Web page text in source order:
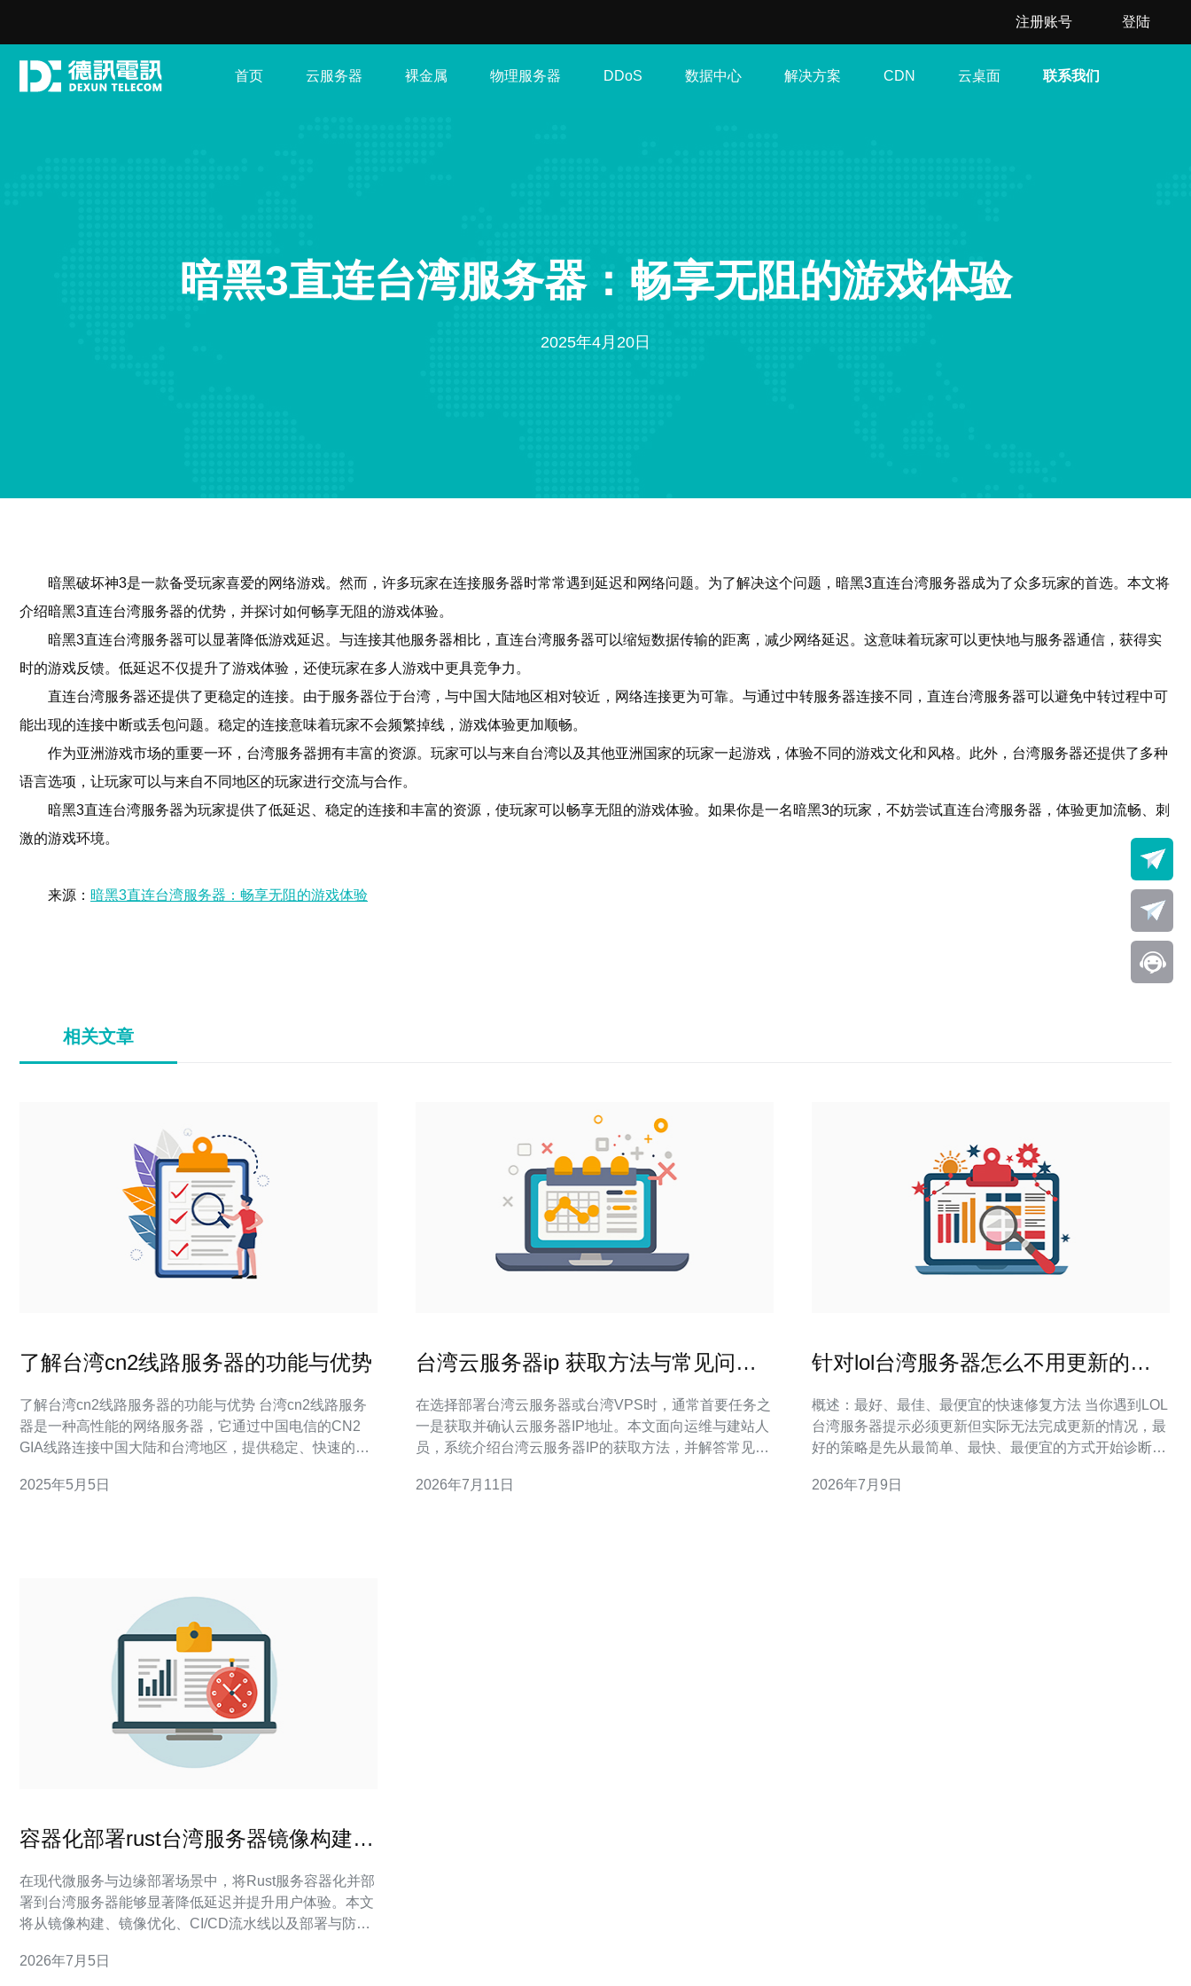
注册账号 登陆
首页 云服务器 裸金属 物理服务器 DDoS 数据中心 解决方案 CDN 云桌面 联系我们
暗黑3直连台湾服务器：畅享无阻的游戏体验
2025年4月20日
暗黑破坏神3是一款备受玩家喜爱的网络游戏。然而，许多玩家在连接服务器时常常遇到延迟和网络问题。为了解决这个问题，暗黑3直连台湾服务器成为了众多玩家的首选。本文将
介绍暗黑3直连台湾服务器的优势，并探讨如何畅享无阻的游戏体验。
暗黑3直连台湾服务器可以显著降低游戏延迟。与连接其他服务器相比，直连台湾服务器可以缩短数据传输的距离，减少网络延迟。这意味着玩家可以更快地与服务器通信，获得实
时的游戏反馈。低延迟不仅提升了游戏体验，还使玩家在多人游戏中更具竞争力。
直连台湾服务器还提供了更稳定的连接。由于服务器位于台湾，与中国大陆地区相对较近，网络连接更为可靠。与通过中转服务器连接不同，直连台湾服务器可以避免中转过程中可
能出现的连接中断或丢包问题。稳定的连接意味着玩家不会频繁掉线，游戏体验更加顺畅。
作为亚洲游戏市场的重要一环，台湾服务器拥有丰富的资源。玩家可以与来自台湾以及其他亚洲国家的玩家一起游戏，体验不同的游戏文化和风格。此外，台湾服务器还提供了多种
语言选项，让玩家可以与来自不同地区的玩家进行交流与合作。
暗黑3直连台湾服务器为玩家提供了低延迟、稳定的连接和丰富的资源，使玩家可以畅享无阻的游戏体验。如果你是一名暗黑3的玩家，不妨尝试直连台湾服务器，体验更加流畅、刺
激的游戏环境。
来源： 暗黑3直连台湾服务器：畅享无阻的游戏体验
相关文章
了解台湾cn2线路服务器的功能与优势
了解台湾cn2线路服务器的功能与优势 台湾cn2线路服务
器是一种高性能的网络服务器，它通过中国电信的CN2
GIA线路连接中国大陆和台湾地区，提供稳定、快速的网
络连接：cn2线路服务器使用CN2 GIA线路，可以有效减
2025年5月5日
台湾云服务器ip 获取方法与常见问题
在选择部署台湾云服务器或台湾VPS时，通常首要任务之
一是获取并确认云服务器IP地址。本文面向运维与建站人
员，系统介绍台湾云服务器IP的获取方法，并解答常见的
定。 什么是台湾云服务器IP：云服务器IP分为公网IP与私
2026年7月11日
针对lol台湾服务器怎么不用更新的错
概述：最好、最佳、最便宜的快速修复方法 当你遇到LOL
台湾服务器提示必须更新但实际无法完成更新的情况，最
好的策略是先从最简单、最快、最便宜的方式开始诊断。
法，从重启客户端、检查服务器状态，到清理本地补丁缓
2026年7月9日
容器化部署rust台湾服务器镜像构建与
在现代微服务与边缘部署场景中，将Rust服务容器化并部
署到台湾服务器能够显著降低延迟并提升用户体验。本文
将从镜像构建、镜像优化、CI/CD流水线以及部署与防护
速落地。 镜像构建的第一步是确定编译目标。对于追求最
2026年7月5日